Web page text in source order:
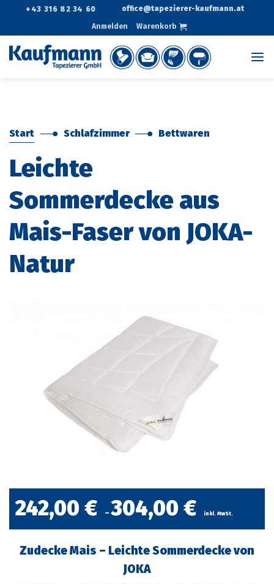
springen
+43 316 82 34 60 office@tapezierer-kaufmann.at
Anmelden Warenkorb
Start Schlafzimmer Bettwaren
Leichte
Sommerdecke aus
Mais-Faser von JOKA-
Natur
242,00 € –304,00 € inkl. MwSt.
Zudecke Mais – Leichte Sommerdecke von
JOKA